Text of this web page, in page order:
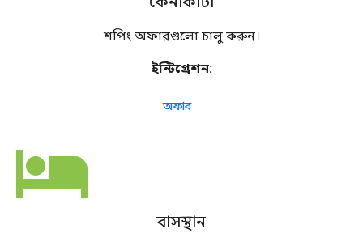
শপিং অফারগুলো চালু করুন।
ইন্টিগ্রেশন:
অফার
hotel
বাসস্থান